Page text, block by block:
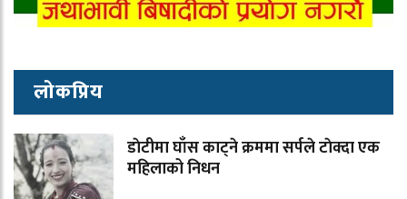
लोकप्रिय
डाेटीमा घाँस काट्ने क्रममा सर्पले टाेक्दा एक
महिलाको निधन